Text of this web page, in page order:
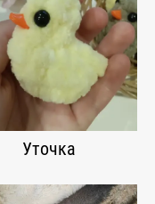
Уточка